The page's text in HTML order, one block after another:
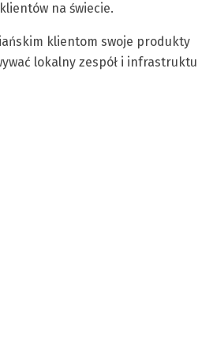
na świecie.
klientom swoje produkty
lokalny zespół i